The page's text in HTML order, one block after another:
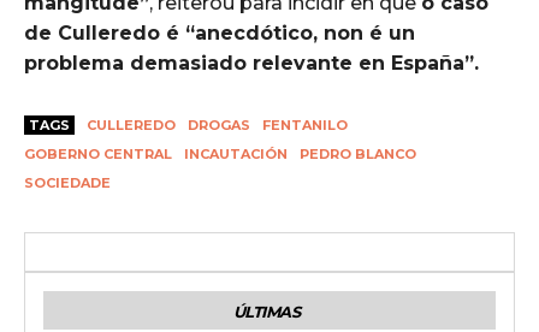
de Culleredo é “anecdótico, non é un
problema demasiado relevante en España”.
TAGS CULLEREDO DROGAS
FENTANILO
GOBERNO CENTRAL
INCAUTACIÓN
PEDRO BLANCO
SOCIEDADE
ÚLTIMAS